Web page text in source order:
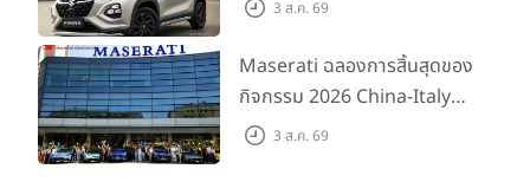
200 คัน พร้อมข้อเสนอสุดคุ้ม
3 ส.ค. 69
Maserati ฉลองการสิ้นสุดของ
กิจกรรม 2026 China-Italy
Grand Tour ณ สำนักงาน
3 ส.ค. 69